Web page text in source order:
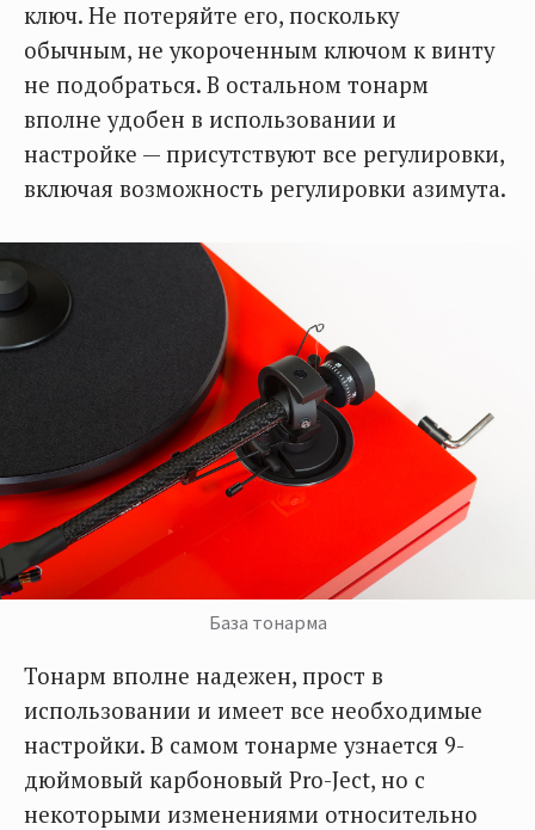
ключ. Не потеряйте его, поскольку
обычным, не укороченным ключом к винту
не подобраться. В остальном тонарм
вполне удобен в использовании и
настройке — присутствуют все регулировки,
включая возможность регулировки азимута.
База тонарма
Тонарм вполне надежен, прост в
использовании и имеет все необходимые
настройки. В самом тонарме узнается 9-
дюймовый карбоновый Pro-Ject, но с
некоторыми изменениями относительно